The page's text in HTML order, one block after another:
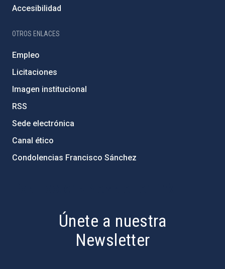
Accesibilidad
OTROS ENLACES
Empleo
Licitaciones
Imagen institucional
RSS
Sede electrónica
Canal ético
Condolencias Francisco Sánchez
Únete a nuestra
Newsletter